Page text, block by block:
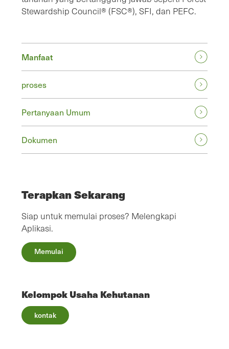
Stewardship Council® (FSC®), SFI, dan PEFC.
Manfaat
proses
Pertanyaan Umum
Dokumen
Terapkan Sekarang
Siap untuk memulai proses? Melengkapi
Aplikasi.
Memulai
Kelompok Usaha Kehutanan
kontak